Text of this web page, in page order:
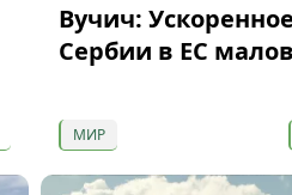
Вучич:
Сербии в ЕС
МИР